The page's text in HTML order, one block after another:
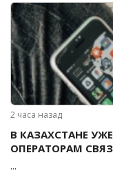
2 часа назад
В КАЗАХСТАНЕ
ОПЕРАТОРАМ
...